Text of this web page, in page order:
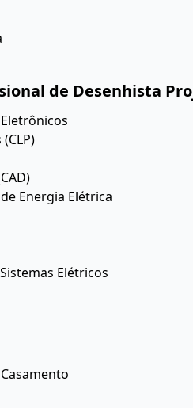
de Desenhista
Energia Elétrica
Elétricos